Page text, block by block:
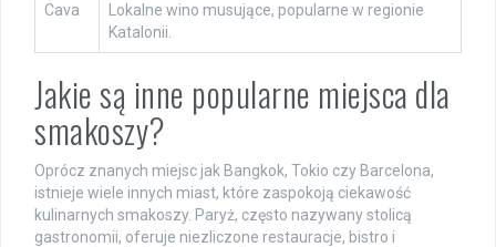
Cava
Lokalne wino musujące, popularne w regionie
Katalonii.
Jakie są inne popularne miejsca dla
smakoszy?
Oprócz znanych miejsc jak Bangkok, Tokio czy Barcelona,
istnieje wiele innych miast, które zaspokoją ciekawość
kulinarnych smakoszy. Paryż, często nazywany stolicą
gastronomii, oferuje niezliczone restauracje, bistro i